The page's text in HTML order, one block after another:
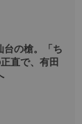
台の槍。「ち
直で、有田